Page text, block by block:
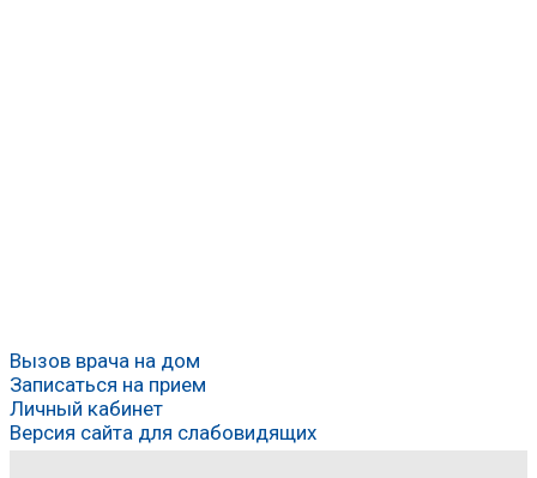
Вызов врача на дом
Записаться на прием
Личный кабинет
Версия сайта для слабовидящих